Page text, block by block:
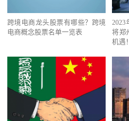
跨境电商龙头股票有哪些？跨境
电商概念股票名单一览表
将郑
机遇！